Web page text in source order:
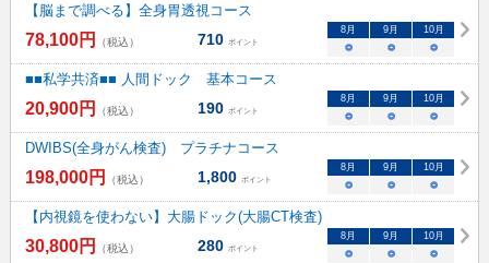
【脳まで調べる】全身胃透視コース
78,100円 （税込） 710 ポイント
8月 9月 10月
○ ○ ○
■■私学共済■■ 人間ドック 基本コース
20,900円 （税込） 190 ポイント
8月 9月 10月
○ ○ ○
DWIBS(全身がん検査) プラチナコース
198,000円 （税込） 1,800 ポイント
8月 9月 10月
○ ○ ○
【内視鏡を使わない】大腸ドック(大腸CT検査)
30,800円 （税込） 280 ポイント
8月 9月 10月
○ ○ ○